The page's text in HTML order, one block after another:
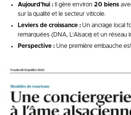
Aujourd’hui : Il gère environ 20 biens
sur la qualité et le secteur viticole.
Leviers de croissance : Un ancrage local
remarquées (DNA, L’Alsace) et un réseau
Perspective : Une première embauche